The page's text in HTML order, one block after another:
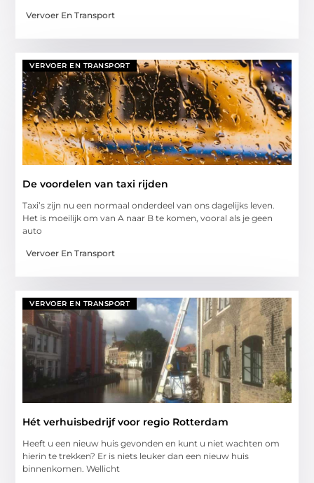
Vervoer En Transport
VERVOER EN TRANSPORT
De voordelen van taxi rijden
Taxi’s zijn nu een normaal onderdeel van ons dagelijks leven.
Het is moeilijk om van A naar B te komen, vooral als je geen
auto
Vervoer En Transport
VERVOER EN TRANSPORT
Hét verhuisbedrijf voor regio Rotterdam
Heeft u een nieuw huis gevonden en kunt u niet wachten om
hierin te trekken? Er is niets leuker dan een nieuw huis
binnenkomen. Wellicht